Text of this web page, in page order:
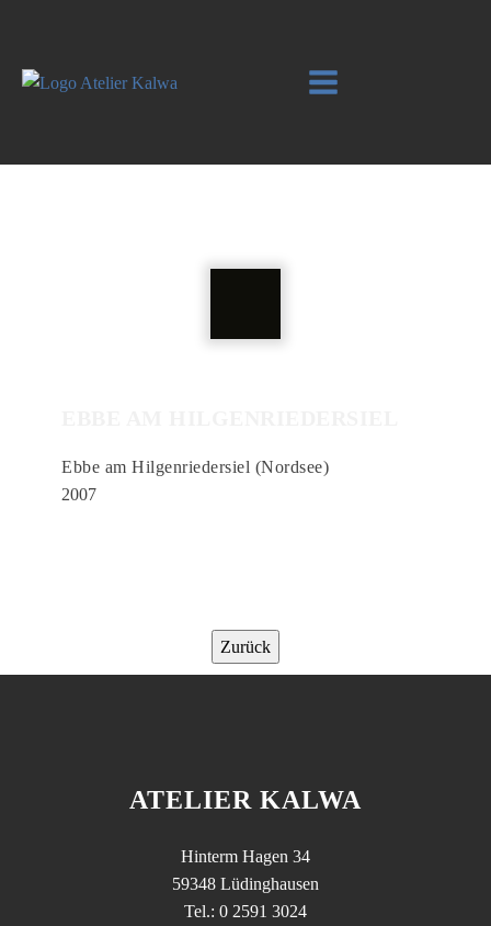
Ebbe am Hilgenriedersiel (Nordsee)
2007
Zurück
ATELIER KALWA
Hinterm Hagen 34
59348 Lüdinghausen
Tel.: 0 2591 3024